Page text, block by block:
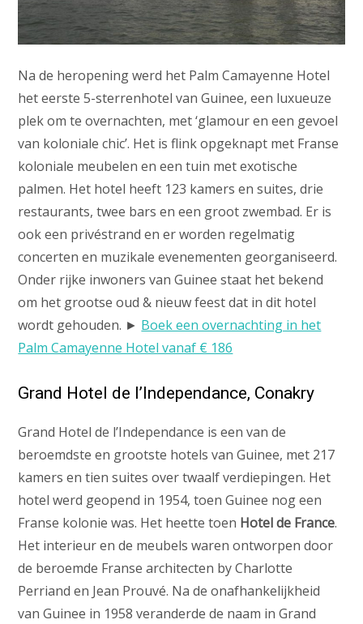
Na de heropening werd het Palm Camayenne Hotel
het eerste 5-sterrenhotel van Guinee, een luxueuze
plek om te overnachten, met ‘glamour en een gevoel
van koloniale chic’. Het is flink opgeknapt met Franse
koloniale meubelen en een tuin met exotische
palmen. Het hotel heeft 123 kamers en suites, drie
restaurants, twee bars en een groot zwembad. Er is
ook een privéstrand en er worden regelmatig
concerten en muzikale evenementen georganiseerd.
Onder rijke inwoners van Guinee staat het bekend
om het grootse oud & nieuw feest dat in dit hotel
wordt gehouden. ► Boek een overnachting in het
Palm Camayenne Hotel vanaf € 186
Grand Hotel de l’Independance, Conakry
Grand Hotel de l’Independance is een van de
beroemdste en grootste hotels van Guinee, met 217
kamers en tien suites over twaalf verdiepingen. Het
hotel werd geopend in 1954, toen Guinee nog een
Franse kolonie was. Het heette toen Hotel de France.
Het interieur en de meubels waren ontworpen door
de beroemde Franse architecten by Charlotte
Perriand en Jean Prouvé. Na de onafhankelijkheid
van Guinee in 1958 veranderde de naam in Grand